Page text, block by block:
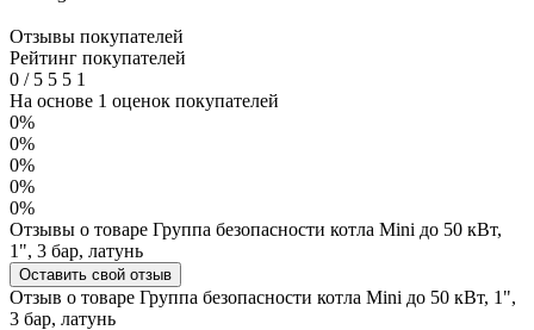
Отзывы покупателей
Рейтинг покупателей
0 /5 5 5 1
На основе 1 оценок покупателей
0%
0%
0%
0%
0%
Отзывы о товаре Группа безопасности котла Mini до 50 кВт,
1", 3 бар, латунь
Оставить свой отзыв
Отзыв о товаре Группа безопасности котла Mini до 50 кВт, 1",
3 бар, латунь